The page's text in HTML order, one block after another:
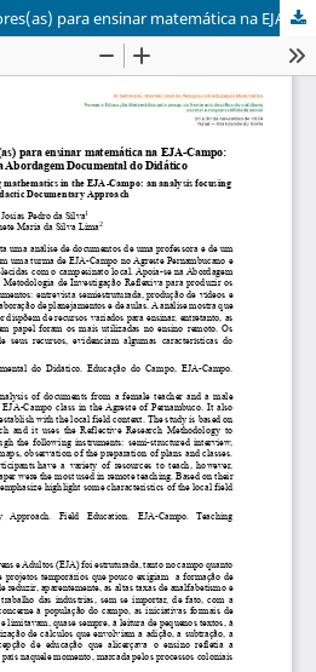
Documentos de professores(as) para ensinar matemática na EJA-Campo: uma análise à luz da Abordagem Documental do Didático